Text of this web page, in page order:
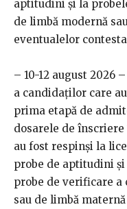
aptitudini și la
de limbă modernă
eventualelor
– 10-12 august 2026
a candidaților care
prima etapă de
dosarele de
au fost respinși la
probe de aptitudini
probe de verificare a
sau de limbă